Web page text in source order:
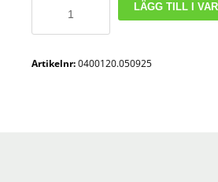
plast
1/4
LÄGG TILL I
Artikelnr:0400120.050925